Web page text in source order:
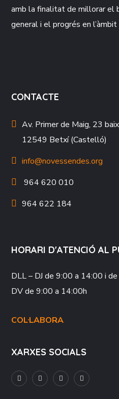
amb la finalitat de millorar el
general i el progrés en
CONTACTE
Av. Primer de Maig, 23 baix
12549 Betxí (Castelló)
info@novessendes.org
964 620 010
964 622 184
HORARI D'ATENCIÓ AL
DLL – DJde 9:00 a 14:00 i
DVde 9:00 a 14:00h
COL·LABORA
XARXES SOCIALS